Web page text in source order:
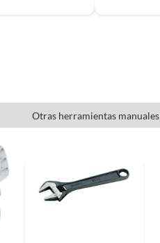
Otras herramientas manuales